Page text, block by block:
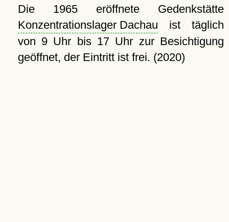
Die 1965 eröffnete Gedenkstätte
Konzentrationslager Dachau ist täglich
von 9 Uhr bis 17 Uhr zur Besichtigung
geöffnet, der Eintritt ist frei. (2020)